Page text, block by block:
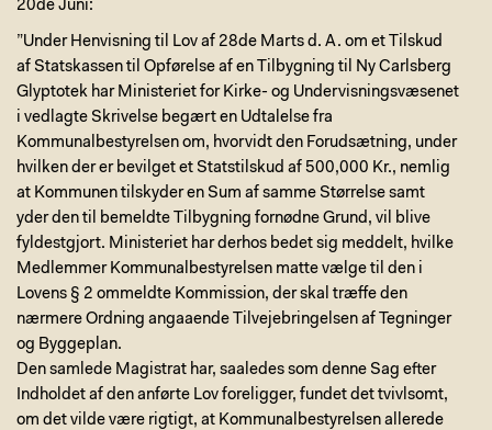
20de Juni:
”Under Henvisning til Lov af 28de Marts d. A. om et Tilskud
af Statskassen til Opførelse af en Tilbygning til Ny Carlsberg
Glyptotek har Ministeriet for Kirke- og Undervisningsvæsenet
i vedlagte Skrivelse begært en Udtalelse fra
Kommunalbestyrelsen om, hvorvidt den Forudsætning, under
hvilken der er bevilget et Statstilskud af 500,000 Kr., nemlig
at Kommunen tilskyder en Sum af samme Størrelse samt
yder den til bemeldte Tilbygning fornødne Grund, vil blive
fyldestgjort. Ministeriet har derhos bedet sig meddelt, hvilke
Medlemmer Kommunalbestyrelsen matte vælge til den i
Lovens § 2 ommeldte Kommission, der skal træffe den
nærmere Ordning angaaende Tilvejebringelsen af Tegninger
og Byggeplan.
Den samlede Magistrat har, saaledes som denne Sag efter
Indholdet af den anførte Lov foreligger, fundet det tvivlsomt,
om det vilde være rigtigt, at Kommunalbestyrelsen allerede